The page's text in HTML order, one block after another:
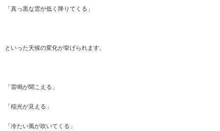
「真っ黒な雲が低く降りてくる」
といった天候の変化が挙げられます。
「雷鳴が聞こえる」
「稲光が見える」
「冷たい風が吹いてくる」